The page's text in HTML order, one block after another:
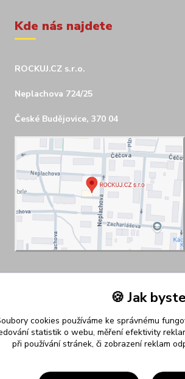
Kde nás najdete
ROCKUJ.CZ s.r.o.
Neplachova 724/25
České Budějovice, 370 04
🍪 Jak
cookies používáme ke správnému
statistik o webu, měření efektivity
při používání stránek, či zobrazení reklam